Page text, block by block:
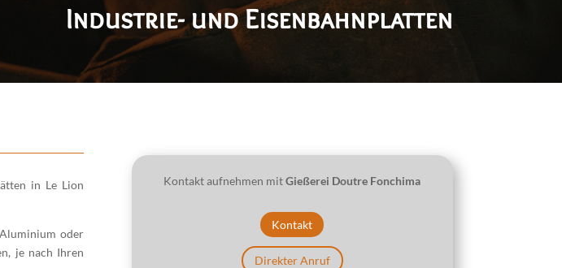
Industrie- und Eisenbahnplatten
in Le Lion
oder
je nach Ihren
Kontakt aufnehmen mitGießerei Doutre Fonchima
Kontakt
Direkter Anruf